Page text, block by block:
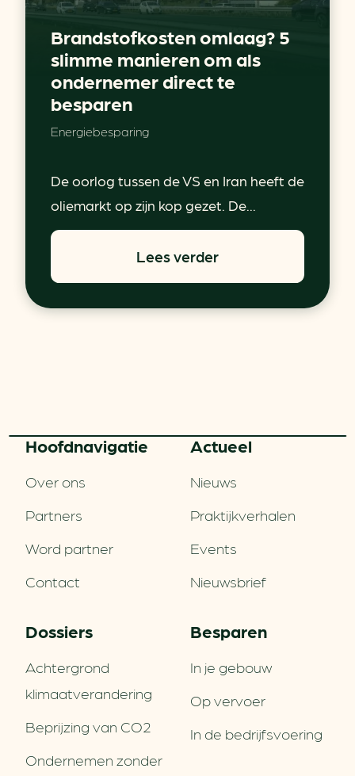
Brandstofkosten omlaag? 5
slimme manieren om als
ondernemer direct te
besparen
Energiebesparing
De oorlog tussen de VS en Iran heeft de
oliemarkt op zijn kop gezet. De...
Lees verder
Hoofd­navigatie
Over ons
Partners
Word partner
Contact
Actueel
Nieuws
Praktijkverhalen
Events
Nieuwsbrief
Dossiers
Achtergrond
klimaatverandering
Beprijzing van CO2
Ondernemen zonder
Besparen
In je gebouw
Op vervoer
In de bedrijfsvoering